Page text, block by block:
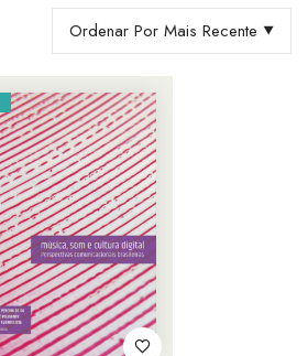
Ordenar Por Mais Recente